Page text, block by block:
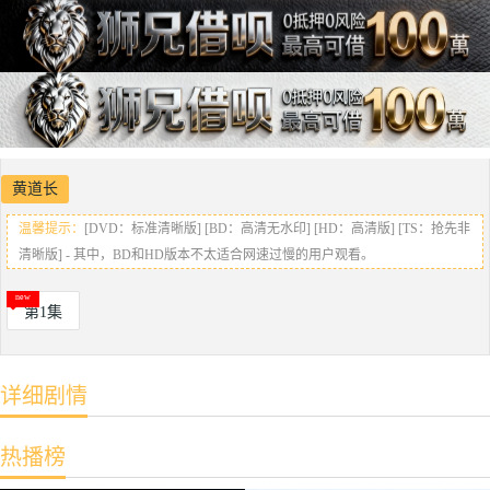
黄道长
温馨提示：
[DVD：标准清晰版] [BD：高清无水印] [HD：高清版] [TS：抢先非
清晰版] - 其中，BD和HD版本不太适合网速过慢的用户观看。
第1集
详细剧情
热播榜